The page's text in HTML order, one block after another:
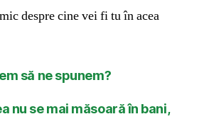
despre cine vei fi tu în acea
să ne spunem?
nu se mai măsoară în bani,